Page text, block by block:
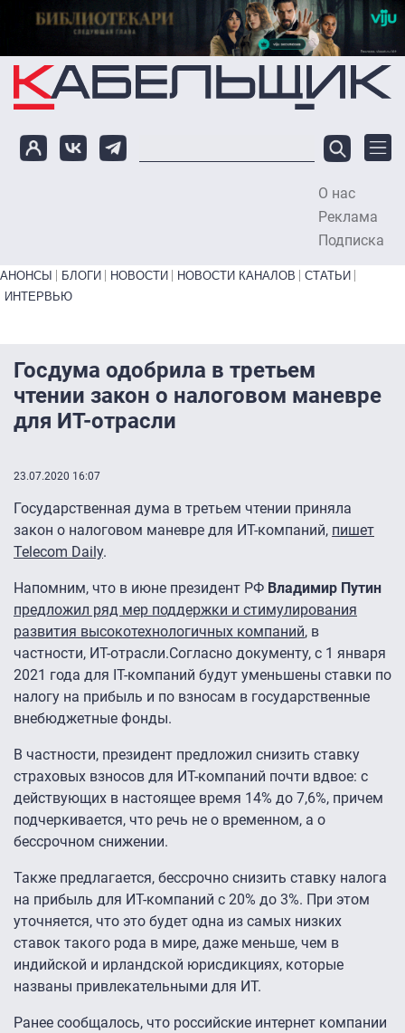
Перейти к основному содержанию
О нас
Реклама
Подписка
Primary links bottom
АНОНСЫ БЛОГИ НОВОСТИ НОВОСТИ КАНАЛОВ
СТАТЬИ
ИНТЕРВЬЮ
Госдума одобрила в третьем
чтении закон о налоговом маневре
для ИТ-отрасли
23.07.2020 16:07
Государственная дума в третьем чтении приняла
закон о налоговом маневре для ИТ-компаний, пишет
Telecom Daily.
Напомним, что в июне президент РФ Владимир Путин
предложил ряд мер поддержки и стимулирования
развития высокотехнологичных компаний, в
частности, ИТ-отрасли.Согласно документу, с 1 января
2021 года для IT-компаний будут уменьшены ставки по
налогу на прибыль и по взносам в государственные
внебюджетные фонды.
В частности, президент предложил снизить ставку
страховых взносов для ИТ-компаний почти вдвое: с
действующих в настоящее время 14% до 7,6%, причем
подчеркивается, что речь не о временном, а о
бессрочном снижении.
Также предлагается, бессрочно снизить ставку налога
на прибыль для ИТ-компаний с 20% до 3%. При этом
уточняется, что это будет одна из самых низких
ставок такого рода в мире, даже меньше, чем в
индийской и ирландской юрисдикциях, которые
названы привлекательными для ИТ.
Ранее сообщалось, что российские интернет компании